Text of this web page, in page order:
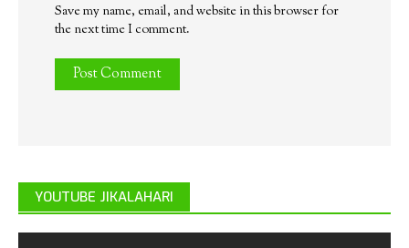
Save my name, email, and website in this browser for
the next time I comment.
YOUTUBE JIKALAHARI